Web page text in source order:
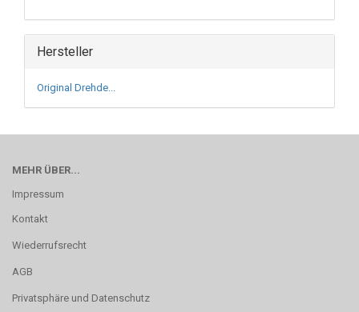
Hersteller
Original Drehde...
MEHR ÜBER...
Impressum
Kontakt
Wiederrufsrecht
AGB
Privatsphäre und Datenschutz